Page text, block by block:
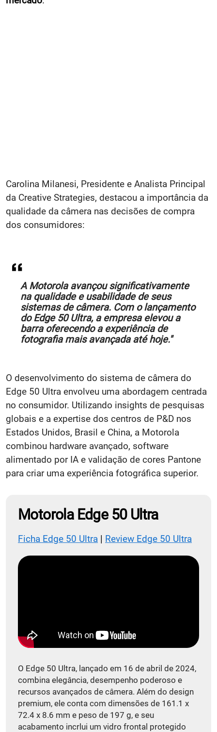
Carolina Milanesi, Presidente e Analista Principal
da Creative Strategies, destacou a importância da
qualidade da câmera nas decisões de compra
dos consumidores:
A Motorola avançou significativamente
na qualidade e usabilidade de seus
sistemas de câmera. Com o lançamento
do Edge 50 Ultra, a empresa elevou a
barra oferecendo a experiência de
fotografia mais avançada até hoje."
O desenvolvimento do sistema de câmera do
Edge 50 Ultra envolveu uma abordagem centrada
no consumidor. Utilizando insights de pesquisas
globais e a expertise dos centros de P&D nos
Estados Unidos, Brasil e China, a Motorola
combinou hardware avançado, software
alimentado por IA e validação de cores Pantone
para criar uma experiência fotográfica superior.
Motorola Edge 50 Ultra
Ficha Edge 50 Ultra | Review Edge 50 Ultra
O Edge 50 Ultra, lançado em 16 de abril de 2024,
combina elegância, desempenho poderoso e
recursos avançados de câmera. Além do design
premium, ele conta com dimensões de 161.1 x
72.4 x 8.6 mm e peso de 197 g, e seu
acabamento incrlui um vidro frontal protegido